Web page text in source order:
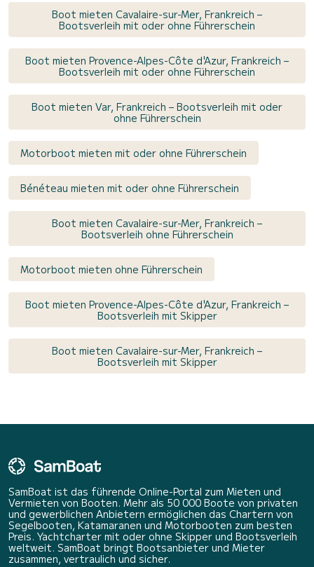
Boot mieten Cavalaire-sur-Mer, Frankreich –
Bootsverleih mit oder ohne Führerschein
Boot mieten Provence-Alpes-Côte d'Azur, Frankreich –
Bootsverleih mit oder ohne Führerschein
Boot mieten Var, Frankreich – Bootsverleih mit oder
ohne Führerschein
Motorboot mieten mit oder ohne Führerschein
Bénéteau mieten mit oder ohne Führerschein
Boot mieten Cavalaire-sur-Mer, Frankreich –
Bootsverleih ohne Führerschein
Motorboot mieten ohne Führerschein
Boot mieten Provence-Alpes-Côte d'Azur, Frankreich –
Bootsverleih mit Skipper
Boot mieten Cavalaire-sur-Mer, Frankreich –
Bootsverleih mit Skipper
SamBoat ist das führende Online-Portal zum Mieten und
Vermieten von Booten. Mehr als 50 000 Boote von privaten
und gewerblichen Anbietern ermöglichen das Chartern von
Segelbooten, Katamaranen und Motorbooten zum besten
Preis. Yachtcharter mit oder ohne Skipper und Bootsverleih
weltweit. SamBoat bringt Bootsanbieter und Mieter
zusammen, vertraulich und sicher.